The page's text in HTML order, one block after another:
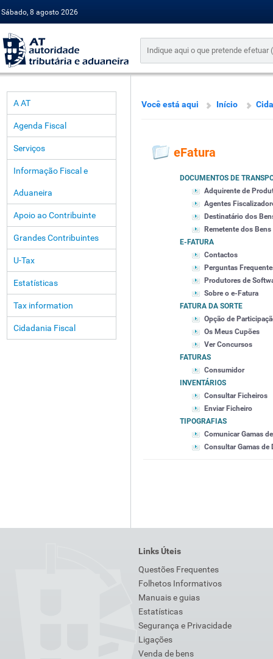
Sábado, 8 agosto 2026
A AT
Agenda Fiscal
Serviços
Informação Fiscal e
Aduaneira
Apoio ao Contribuinte
Grandes Contribuintes
U-Tax
Estatísticas
Tax information
Cidadania Fiscal
Você está aqui Início
eFatura
DOCUMENTOS DE
Adquirente de
Agentes
Destinatário dos
Remetente dos Bens
E-FATURA
Contactos
Perguntas
Produtores de
Sobre o e-Fatura
FATURA DA SORTE
Opção de
Os Meus Cupões
Ver Concursos
FATURAS
Consumidor
INVENTÁRIOS
Consultar Ficheiros
Enviar Ficheiro
TIPOGRAFIAS
Comunicar Gamas
Consultar Gamas de
Links Úteis
Questões Frequentes
Folhetos Informativos
Manuais e guias
Estatísticas
Segurança e Privacidade
Ligações
Venda de bens